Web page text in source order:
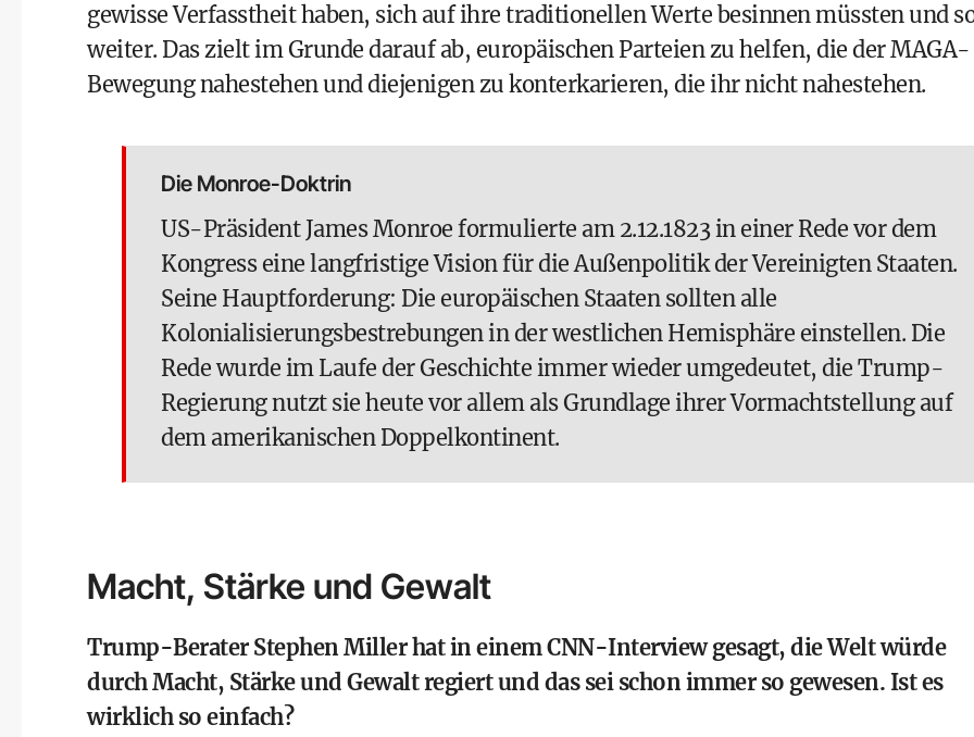
gewisse Verfasstheit haben, sich auf ihre traditionellen Werte besinnen müssten und
weiter. Das zielt im Grunde darauf ab, europäischen Parteien zu helfen, die der MAGA-
Bewegung nahestehen und diejenigen zu konterkarieren, die ihr nicht nahestehen.
Die Monroe-Doktrin
US-Präsident James Monroe formulierte am 2.12.1823 in einer Rede vor dem
Kongress eine langfristige Vision für die Außenpolitik der Vereinigten Staaten.
Seine Hauptforderung: Die europäischen Staaten sollten alle
Kolonialisierungsbestrebungen in der westlichen Hemisphäre einstellen. Die
Rede wurde im Laufe der Geschichte immer wieder umgedeutet, die Trump-
Regierung nutzt sie heute vor allem als Grundlage ihrer Vormachtstellung auf
dem amerikanischen Doppelkontinent.
Macht, Stärke und Gewalt
Trump-Berater Stephen Miller hat in einem CNN-Interview gesagt, die Welt würde
durch Macht, Stärke und Gewalt regiert und das sei schon immer so gewesen. Ist es
wirklich so einfach?